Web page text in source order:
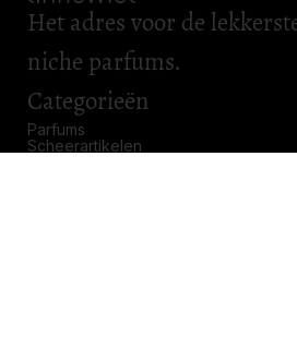
Het adres voor de
niche parfums.
Categorieën
Parfums
Scheerartikelen